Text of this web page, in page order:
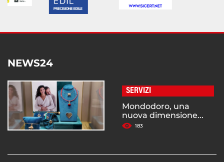
NEWS24
SERVIZI
Mondodoro, una
nuova dimensione...
183